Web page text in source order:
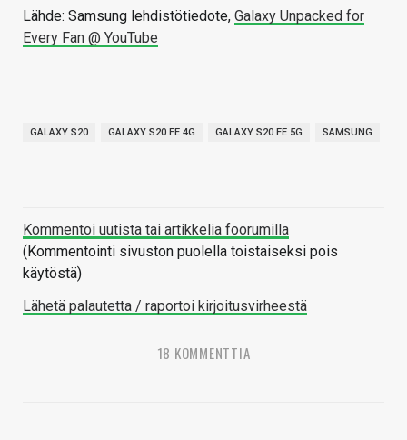
Lähde: Samsung lehdistötiedote, Galaxy Unpacked for
Every Fan @ YouTube
GALAXY S20 GALAXY S20 FE 4G GALAXY S20 FE 5G SAMSUNG
Kommentoi uutista tai artikkelia foorumilla
(Kommentointi sivuston puolella toistaiseksi pois
käytöstä)
Lähetä palautetta / raportoi kirjoitusvirheestä
18 KOMMENTTIA